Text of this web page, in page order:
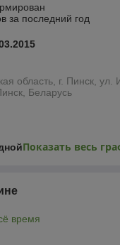
за последний год
область, г. Пинск, ул.
Беларусь
Показать весь
время